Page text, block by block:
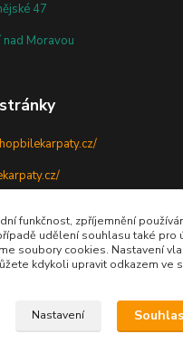
47
Moravou
funkčnost, zpříjemnění
udělení souhlasu také pro
soubory cookies. Nastavení
kdykoli upravit odkazem ve
Nastavení